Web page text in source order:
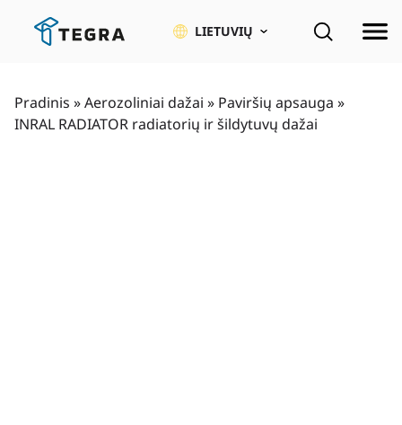
LIETUVIŲ
Pradinis »Aerozoliniai dažai » Paviršių apsauga »
INRAL RADIATOR radiatorių ir šildytuvų dažai